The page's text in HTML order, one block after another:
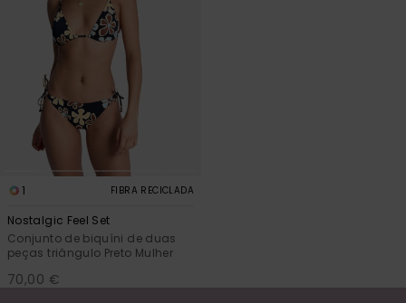
1 FIBRA RECICLADA
Nostalgic Feel Set
Conjunto de biquíni de duas
peças triângulo Preto Mulher
70,00 €